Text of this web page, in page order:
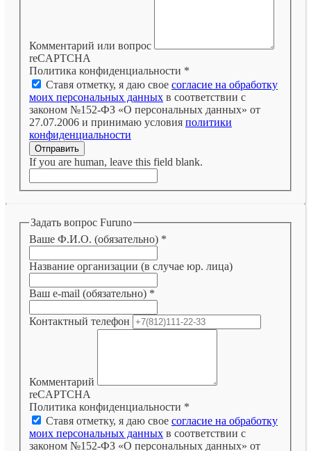
Комментарий или вопрос
reCAPTCHA
Политика конфиденциальности *
Ставя отметку, я даю свое согласие на обработку
моих персональных данных в соответствии с
законом №152-ФЗ «О персональных данных» от
27.07.2006 и принимаю условия политики
конфиденциальности
Отправить
If you are human, leave this field blank.
Задать вопрос Furuno
Ваше Ф.И.О. (обязательно) *
Название организации (в случае юр. лица)
Ваш e-mail (обязательно) *
Контактный телефон
Комментарий
reCAPTCHA
Политика конфиденциальности *
Ставя отметку, я даю свое согласие на обработку
моих персональных данных в соответствии с
законом №152-ФЗ «О персональных данных» от